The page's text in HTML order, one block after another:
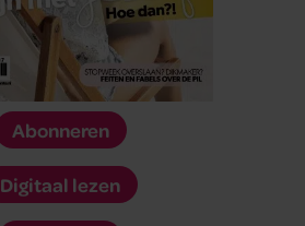
Abonneren
Digitaal lezen